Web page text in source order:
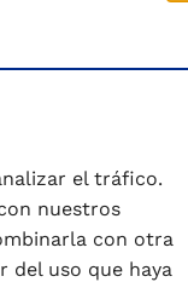
el tráfico.
nuestros
con otra
del uso que haya
Se utilizan en
Algunos
el gusto
simplemente
y natural.